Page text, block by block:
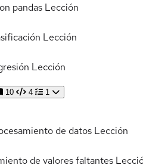
pandas Lección
Lección
Lección
10 4 1
de datos Lección
de valores faltantes